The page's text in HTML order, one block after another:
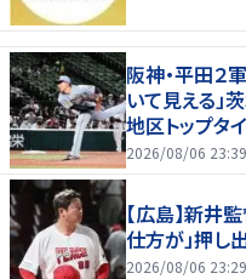
阪神・平田２
いて見える」
地区トップタ
2026/08/06 23:39
【広島】新井
仕方が」押し
2026/08/06 23:29